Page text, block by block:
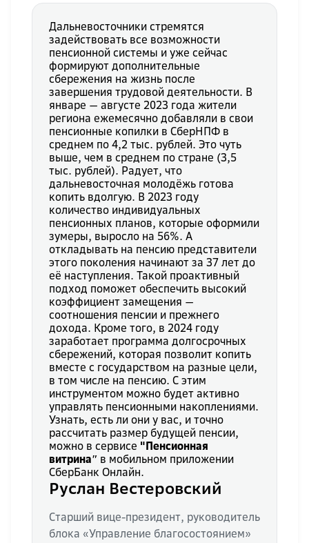
Дальневосточники стремятся
задействовать все возможности
пенсионной системы и уже сейчас
формируют дополнительные
сбережения на жизнь после
завершения трудовой деятельности. В
январе — августе 2023 года жители
региона ежемесячно добавляли в свои
пенсионные копилки в СберНПФ в
среднем по 4,2 тыс. рублей. Это чуть
выше, чем в среднем по стране (3,5
тыс. рублей). Радует, что
дальневосточная молодёжь готова
копить вдолгую. В 2023 году
количество индивидуальных
пенсионных планов, которые оформили
зумеры, выросло на 56%. А
откладывать на пенсию представители
этого поколения начинают за 37 лет до
её наступления. Такой проактивный
подход поможет обеспечить высокий
коэффициент замещения —
соотношения пенсии и прежнего
дохода. Кроме того, в 2024 году
заработает программа долгосрочных
сбережений, которая позволит копить
вместе с государством на разные цели,
в том числе на пенсию. С этим
инструментом можно будет активно
управлять пенсионными накоплениями.
Узнать, есть ли они у вас, и точно
рассчитать размер будущей пенсии,
можно в сервисе "Пенсионная
витринаʺ в мобильном приложении
СберБанк Онлайн.
Руслан Вестеровский
Старший вице-президент, руководитель
блока «Управление благосостоянием»